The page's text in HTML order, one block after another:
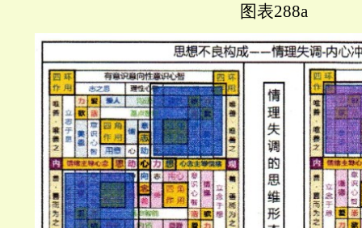
图表288a